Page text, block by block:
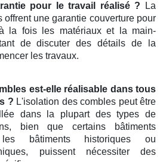
pour le travail réalisé ? La
offrent une garantie couverture pour
la fois les matériaux et la main-
de discuter des détails de la
les travaux.
est-elle réalisable dans tous
? L'isolation des combles peut être
dans la plupart des types de
bien que certains bâtiments
bâtiments historiques ou
puissent nécessiter des